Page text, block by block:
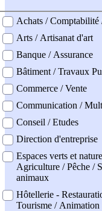
professionel
Achats / Comptabilité
Arts / Artisanat d'art
Banque / Assurance
Bâtiment / Travaux
Commerce / Vente
Communication /
Conseil / Etudes
Direction d'entreprise
Espaces verts et
Agriculture / Pêche /
animaux
Hôtellerie -
Tourisme / Animation